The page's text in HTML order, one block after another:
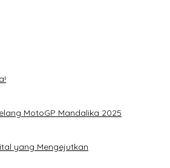
MotoGP Mandalika 2025
yang Mengejutkan